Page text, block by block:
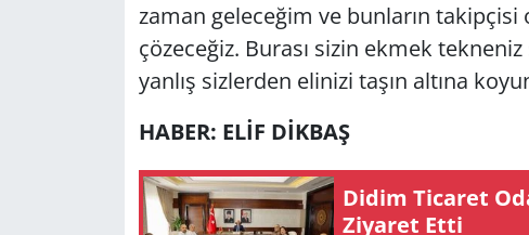
zaman geleceğim ve bunların
çözeceğiz. Burası sizin ekmek
yanlış sizlerden elinizi taşın altına
HABER: ELİF DİKBAŞ
Didim Ti­ca­ret
Zi­ya­ret Etti